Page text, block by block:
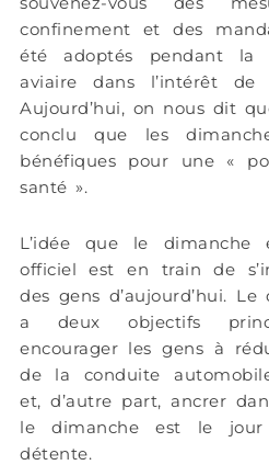
confinement et des
été adoptés pendant la
aviaire dans l’intérêt
Aujourd’hui, on nous dit
conclu que les
bénéfiques pour une «
santé ».
L’idée que le
officiel est en train de
des gens d’aujourd’hui.
a deux objectifs
encourager les gens à
de la conduite
et, d’autre part, ancrer
le dimanche est le
détente.